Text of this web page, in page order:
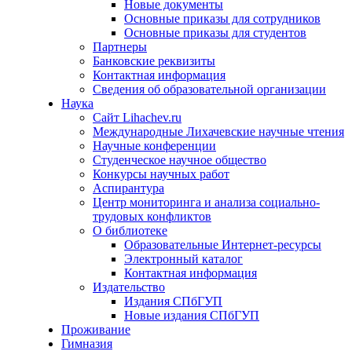
Новые документы
Основные приказы для сотрудников
Основные приказы для студентов
Партнеры
Банковские реквизиты
Контактная информация
Сведения об образовательной организации
Наука
Сайт Lihachev.ru
Международные Лихачевские научные чтения
Научные конференции
Студенческое научное общество
Конкурсы научных работ
Аспирантура
Центр мониторинга и анализа социально-
трудовых конфликтов
О библиотеке
Образовательные Интернет-ресурсы
Электронный каталог
Контактная информация
Издательство
Издания СПбГУП
Новые издания СПбГУП
Проживание
Гимназия